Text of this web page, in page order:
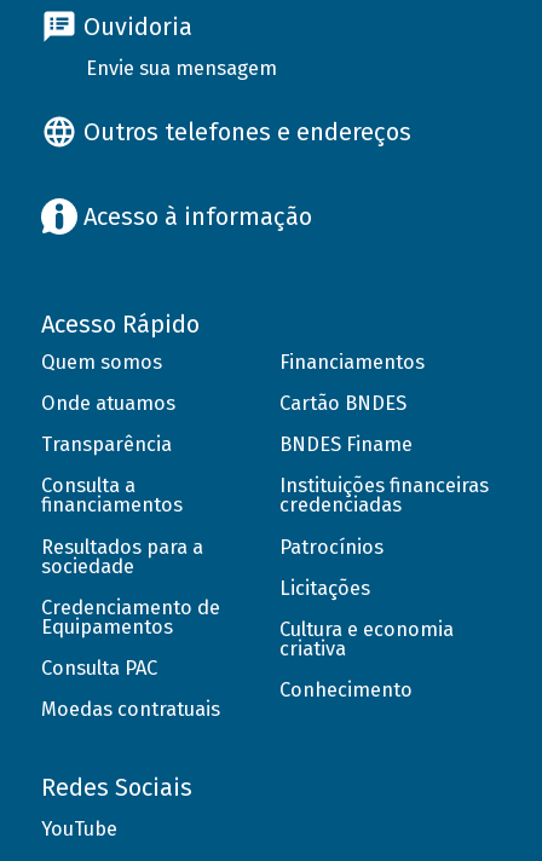
Ouvidoria
Envie sua mensagem
Outros telefones e endereços
Acesso à informação
Acesso Rápido
Quem somos
Onde atuamos
Transparência
Consulta a
financiamentos
Resultados para a
sociedade
Credenciamento de
Equipamentos
Consulta PAC
Moedas contratuais
Financiamentos
Cartão BNDES
BNDES Finame
Instituições financeiras
credenciadas
Patrocínios
Licitações
Cultura e economia
criativa
Conhecimento
Redes Sociais
YouTube